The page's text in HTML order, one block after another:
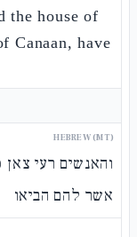
the house of
Canaan, have
HEBREW (MT)
והאנשים רעי צאן
אשר להם הביאו